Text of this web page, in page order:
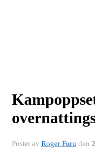
Postet av Roger Furu den